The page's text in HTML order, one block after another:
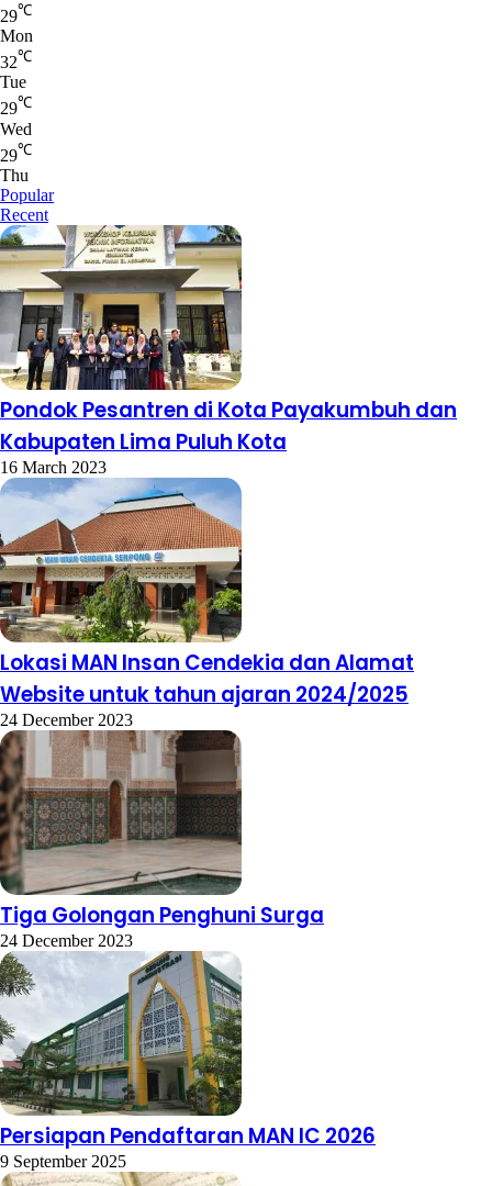
29℃
Mon
32℃
Tue
29℃
Wed
29℃
Thu
Popular
Recent
Pondok Pesantren di Kota Payakumbuh dan
Kabupaten Lima Puluh Kota
16 March 2023
Lokasi MAN Insan Cendekia dan Alamat
Website untuk tahun ajaran 2024/2025
24 December 2023
Tiga Golongan Penghuni Surga
24 December 2023
Persiapan Pendaftaran MAN IC 2026
9 September 2025